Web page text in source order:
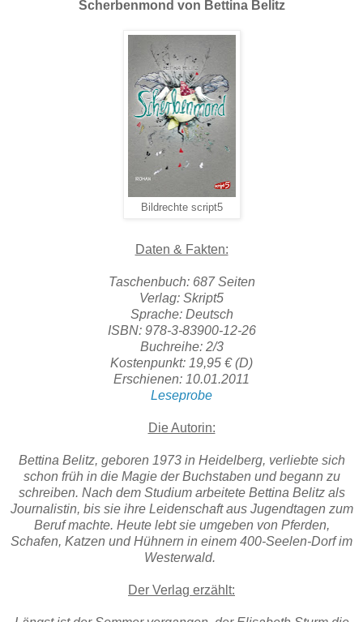
Scherbenmond von Bettina Belitz
Bildrechte script5
Daten & Fakten:
Taschenbuch: 687 Seiten
Verlag: Skript5
Sprache: Deutsch
ISBN: 978-3-83900-12-26
Buchreihe: 2/3
Kostenpunkt: 19,95 € (D)
Erschienen: 10.01.2011
Leseprobe
Die Autorin:
Bettina Belitz, geboren 1973 in Heidelberg, verliebte sich
schon früh in die Magie der Buchstaben und begann zu
schreiben. Nach dem Studium arbeitete Bettina Belitz als
Journalistin, bis sie ihre Leidenschaft aus Jugendtagen zum
Beruf machte. Heute lebt sie umgeben von Pferden,
Schafen, Katzen und Hühnern in einem 400-Seelen-Dorf im
Westerwald.
Der Verlag erzählt: